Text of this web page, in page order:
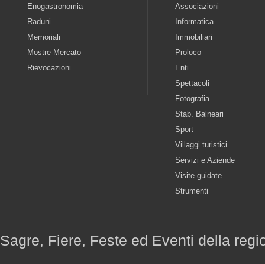
Enogastronomia
Raduni
Memoriali
Mostre-Mercato
Rievocazioni
Associazioni
Informatica
Immobiliari
Proloco
Enti
Spettacoli
Fotografia
Stab. Balneari
Sport
Villaggi turistici
Servizi e Aziende
Visite guidate
Strumenti
Sagre, Fiere, Feste ed Eventi della